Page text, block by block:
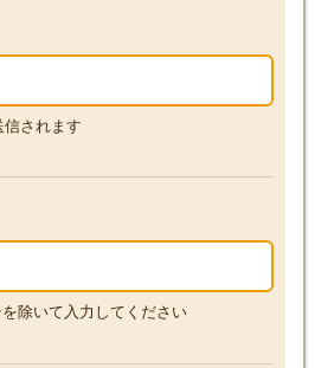
されます
除いて入力してください